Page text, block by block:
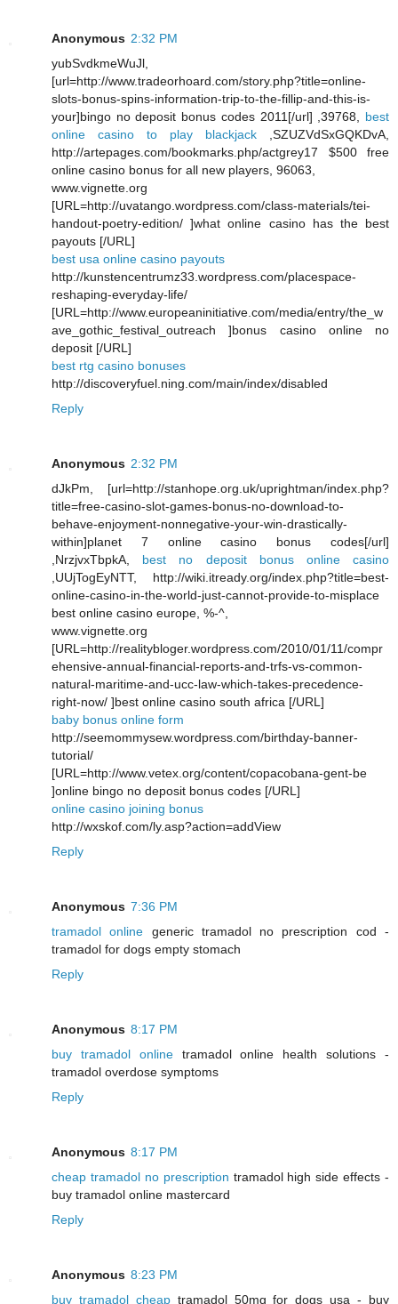
Anonymous 2:32 PM
yubSvdkmeWuJl,
[url=http://www.tradeorhoard.com/story.php?title=online-
slots-bonus-spins-information-trip-to-the-fillip-and-this-is-
your]bingo no deposit bonus codes 2011[/url] ,39768, best
online casino to play blackjack ,SZUZVdSxGQKDvA,
http://artepages.com/bookmarks.php/actgrey17 $500 free
online casino bonus for all new players, 96063,
www.vignette.org
[URL=http://uvatango.wordpress.com/class-materials/tei-
handout-poetry-edition/ ]what online casino has the best
payouts [/URL]
best usa online casino payouts
http://kunstencentrumz33.wordpress.com/placespace-
reshaping-everyday-life/
[URL=http://www.europeaninitiative.com/media/entry/the_w
ave_gothic_festival_outreach ]bonus casino online no
deposit [/URL]
best rtg casino bonuses
http://discoveryfuel.ning.com/main/index/disabled
Reply
Anonymous 2:32 PM
dJkPm, [url=http://stanhope.org.uk/uprightman/index.php?
title=free-casino-slot-games-bonus-no-download-to-
behave-enjoyment-nonnegative-your-win-drastically-
within]planet 7 online casino bonus codes[/url]
,NrzjvxTbpkA, best no deposit bonus online casino
,UUjTogEyNTT, http://wiki.itready.org/index.php?title=best-
online-casino-in-the-world-just-cannot-provide-to-misplace
best online casino europe, %-^,
www.vignette.org
[URL=http://realitybloger.wordpress.com/2010/01/11/compr
ehensive-annual-financial-reports-and-trfs-vs-common-
natural-maritime-and-ucc-law-which-takes-precedence-
right-now/ ]best online casino south africa [/URL]
baby bonus online form
http://seemommysew.wordpress.com/birthday-banner-
tutorial/
[URL=http://www.vetex.org/content/copacobana-gent-be
]online bingo no deposit bonus codes [/URL]
online casino joining bonus
http://wxskof.com/ly.asp?action=addView
Reply
Anonymous 7:36 PM
tramadol online generic tramadol no prescription cod -
tramadol for dogs empty stomach
Reply
Anonymous 8:17 PM
buy tramadol onlinetramadol online health solutions -
tramadol overdose symptoms
Reply
Anonymous 8:17 PM
cheap tramadol no prescription tramadol high side effects -
buy tramadol online mastercard
Reply
Anonymous 8:23 PM
buy tramadol cheaptramadol 50mg for dogs usa - buy